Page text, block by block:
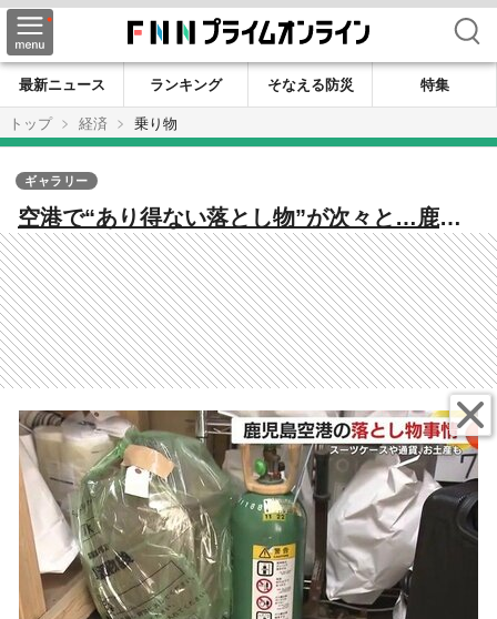
検索
最新ニュース ランキング そなえる防災
特集
トップ
経済 乗り物
空港で“あり得ない落とし物”が次々と…鹿児
島空港の保管庫に潜入
ギャラリー